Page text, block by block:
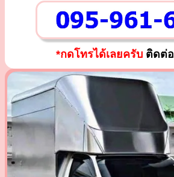
*กดโทรได้เลยครับติดต่อ